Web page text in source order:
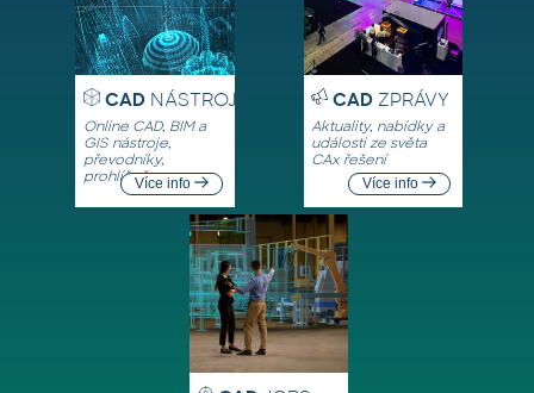
CADNÁSTROJE
Online CAD, BIM a
GIS nástroje,
převodníky,
prohlížečeVíce info
CADZPRÁVY
Aktuality, nabídky a
události ze světa
CAx řešení
Více info